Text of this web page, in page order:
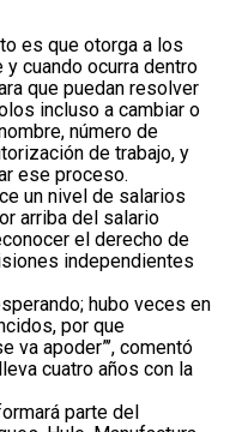
es que otorga a los
cuando ocurra dentro
que puedan resolver
incluso a cambiar o
número de
de trabajo, y
ese proceso.
un nivel de salarios
arriba del salario
el derecho de
independientes
hubo veces en
por que
va apoder”’, comentó
cuatro años con la
parte del